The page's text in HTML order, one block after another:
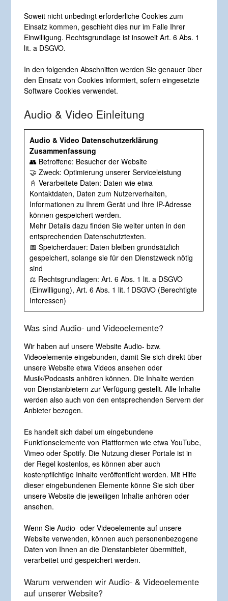
Soweit nicht unbedingt erforderliche Cookies zum
Einsatz kommen, geschieht dies nur im Falle Ihrer
Einwilligung. Rechtsgrundlage ist insoweit Art. 6 Abs. 1
lit. a DSGVO.
In den folgenden Abschnitten werden Sie genauer über
den Einsatz von Cookies informiert, sofern eingesetzte
Software Cookies verwendet.
Audio & Video Einleitung
Audio & Video Datenschutzerklärung
Zusammenfassung
👥 Betroffene: Besucher der Website
🤝 Zweck: Optimierung unserer Serviceleistung
📓 Verarbeitete Daten: Daten wie etwa
Kontaktdaten, Daten zum Nutzerverhalten,
Informationen zu Ihrem Gerät und Ihre IP-Adresse
können gespeichert werden.
Mehr Details dazu finden Sie weiter unten in den
entsprechenden Datenschutztexten.
📅 Speicherdauer: Daten bleiben grundsätzlich
gespeichert, solange sie für den Dienstzweck nötig
sind
⚖️ Rechtsgrundlagen: Art. 6 Abs. 1 lit. a DSGVO
(Einwilligung), Art. 6 Abs. 1 lit. f DSGVO (Berechtigte
Interessen)
Was sind Audio- und Videoelemente?
Wir haben auf unsere Website Audio- bzw.
Videoelemente eingebunden, damit Sie sich direkt über
unsere Website etwa Videos ansehen oder
Musik/Podcasts anhören können. Die Inhalte werden
von Dienstanbietern zur Verfügung gestellt. Alle Inhalte
werden also auch von den entsprechenden Servern der
Anbieter bezogen.
Es handelt sich dabei um eingebundene
Funktionselemente von Plattformen wie etwa YouTube,
Vimeo oder Spotify. Die Nutzung dieser Portale ist in
der Regel kostenlos, es können aber auch
kostenpflichtige Inhalte veröffentlicht werden. Mit Hilfe
dieser eingebundenen Elemente könne Sie sich über
unsere Website die jeweiligen Inhalte anhören oder
ansehen.
Wenn Sie Audio- oder Videoelemente auf unsere
Website verwenden, können auch personenbezogene
Daten von Ihnen an die Dienstanbieter übermittelt,
verarbeitet und gespeichert werden.
Warum verwenden wir Audio- & Videoelemente
auf unserer Website?